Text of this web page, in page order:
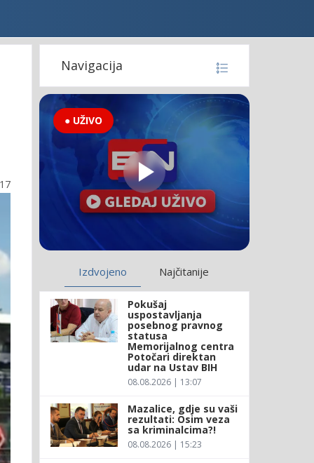
Navigacija
● UŽIVO
Izdvojeno Najčitanije
Pokušaj
uspostavljanja
posebnog pravnog
statusa
Memorijalnog centra
Potočari direktan
udar na Ustav BIH
08.08.2026 | 13:07
Mazalice, gdje su vaši
rezultati: Osim veza
sa kriminalcima?!
08.08.2026 | 15:23